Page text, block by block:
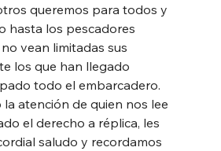
queremos para todos y
hasta los pescadores
vean limitadas sus
los que han llegado
todo el embarcadero.
atención de quien nos lee
el derecho a réplica, les
saludo y recordamos